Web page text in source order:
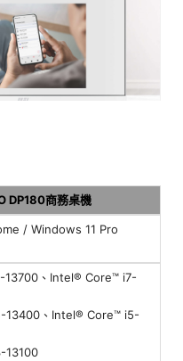
DP180商務桌機
/ Windows 11 Pro
、Intel® Core™ i7-
13400、Intel® Core™ i5-
13100